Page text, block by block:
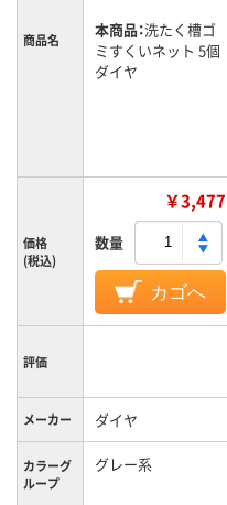
商品名 本商品：洗たく槽ゴ
ミすくいネット 5個
ダイヤ
価格
(税込)
￥3,477
数量
カゴへ
評価
メーカー ダイヤ
カラーグ
ループ
グレー系